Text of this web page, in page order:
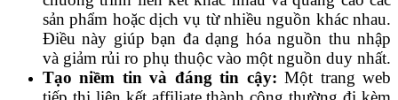
sản phẩm hoặc dịch vụ từ nhiều nguồn khác nhau.
Điều này giúp bạn đa dạng hóa nguồn thu nhập
và giảm rủi ro phụ thuộc vào một nguồn duy nhất.
Tạo niềm tin và đáng tin cậy: Một trang web